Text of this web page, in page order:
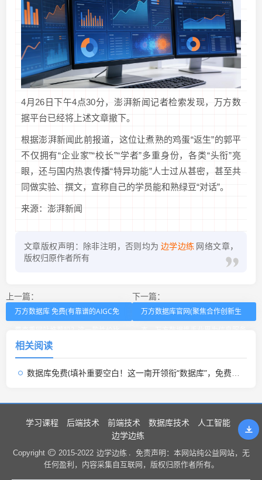
4月26日下午4点30分，澎湃新闻记者检索发现，万方数
据平台已经将上述文章撤下。
根据澎湃新闻此前报道，这位让煮熟的鸡蛋“返生”的郭平
不仅拥有“企业家”“校长”“学者”多重身份，各类“头衔”亮
眼，还与国内热衷传播“特异功能”人士过从甚密，甚至共
同做实验、撰文，宣称自己的学员能和熟绿豆“对话”。
来源：澎湃新闻
文章版权声明：除非注明，否则均为 边学边练 网络文章，
版权归原作者所有
上一篇：
万方数据库 免费(有靠谱的AIGC免
封神)
下一篇：
万方数据库官网(聚焦合作创新生
相关阅读
数据库免费(填补重要空白！这一南开领衔“数据库”，免费开放！)
学习课程 后端技术 前端技术 数据库技术
人工智能
边学边练
Copyright 2015-2022 边学边练 .
免责声明：本网站纯公益网站，无
任何盈利，内容采集自互联网，版权归原作者所有。